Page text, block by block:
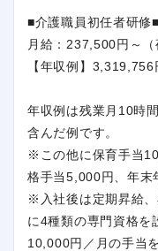
■介護職員初任者研修■
月給：237,500円～
【年収例】3,319,756
年収例は残業月10時
含んだ例です。
※この他に保育手当
格手当5,000円、年末
※入社後は定期昇給
に4種類の専門資格を
10,000円／月の手当